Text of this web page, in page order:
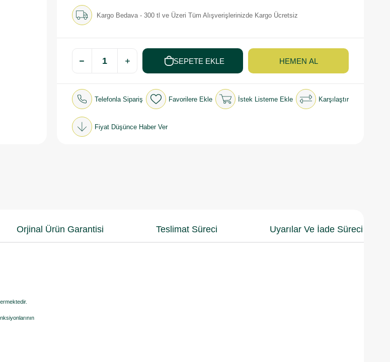
Kargo Bedava - 300 tl ve Üzeri Tüm Alışverişlerinizde Kargo Ücretsiz
Telefonla Sipariş Favorilere Ekle İstek Listeme Ekle Karşılaştır
Fiyat Düşünce Haber Ver
Orjinal Ürün Garantisi Teslimat Süreci Uyarılar Ve İade Süreci